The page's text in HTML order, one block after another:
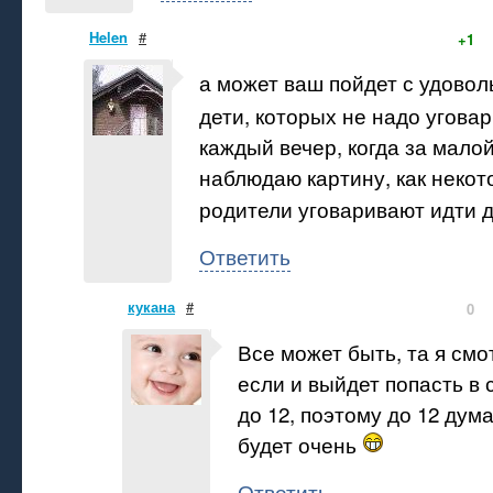
Helen # +1
а может ваш пойдет с
дети, которых не надо
каждый вечер, когда за
наблюдаю картину, как
родители уговаривают идти
Ответить
кукана # 0
Все может быть, та я
если и выйдет попасть в
до 12, поэтому до 12
будет очень